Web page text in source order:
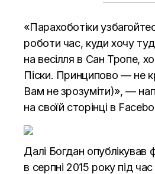
«Парахоботіки
роботи час, куди хочу
на весілля в Сан Тропе,
Піски. Принципово — не
Вам не зрозуміти)», —
на своїй сторінці в
Далі Богдан опублікував
в серпні 2015 року під